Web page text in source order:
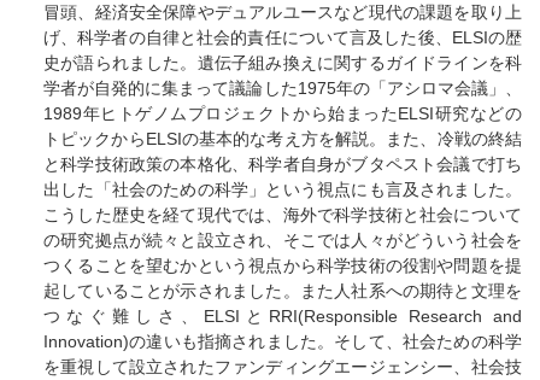
冒頭、経済安全保障やデュアルユースなど現代の課題を取り上
げ、科学者の自律と社会的責任について言及した後、ELSIの歴
史が語られました。遺伝子組み換えに関するガイドラインを科
学者が自発的に集まって議論した1975年の「アシロマ会議」、
1989年ヒトゲノムプロジェクトから始まったELSI研究などの
トピックからELSIの基本的な考え方を解説。また、冷戦の終結
と科学技術政策の本格化、科学者自身がブタペスト会議で打ち
出した「社会のための科学」という視点にも言及されました。
こうした歴史を経て現代では、海外で科学技術と社会について
の研究拠点が続々と設立され、そこでは人々がどういう社会を
つくることを望むかという視点から科学技術の役割や問題を提
起していることが示されました。また人社系への期待と文理を
つなぐ難しさ、ELSIとRRI(Responsible Research and
Innovation)の違いも指摘されました。そして、社会ための科学
を重視して設立されたファンディングエージェンシー、社会技